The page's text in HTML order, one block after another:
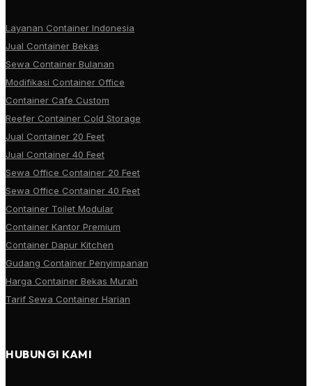
Layanan Container Indonesia
Jual Container Bekas
Sewa Container Bulanan
Modifikasi Container Office
Container Cafe Custom
Reefer Container Cold Storage
Jual Container 20 Feet
Jual Container 40 Feet
Sewa Office Container 20 Feet
Sewa Office Container 40 Feet
Container Toilet Modular
Container Kantor Premium
Container Dapur Kitchen
Gudang Container Penyimpanan
Harga Container Bekas Murah
Tarif Sewa Container Harian
HUBUNGI KAMI